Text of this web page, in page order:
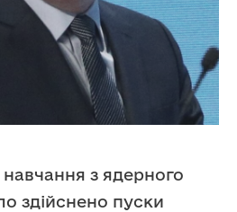
навчання з ядерного
здійснено пуски